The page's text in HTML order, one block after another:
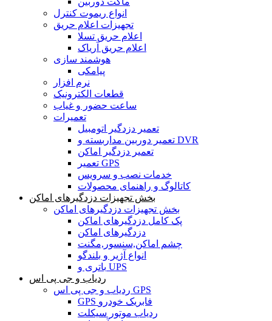
انواع ریموت کنترل
تجهیزات اعلام حریق
اعلام حریق تسلا
اعلام حریق آریاک
هوشمند سازی
پیامکی
نرم افزار
قطعات الکترونیک
ساعت حضور و غیاب
تعمیرات
تعمیر دزدگیر اتومبیل
تعمیر دوربین مداربسته و DVR
تعمیر دزدگیر اماکن
تعمیر GPS
خدمات نصب و سرویس
کاتالوگ و راهنمای محصولات
بخش تجهیزات دزدگیرهای اماکن
بخش تجهیزات دزدگیرهای اماکن
پک کامل دزدگیرهای اماکن
دزدگیرهای اماکن
چشم اماکن,سنسور,مگنت
انواع آژیر و بلندگو
باتری و UPS
ردیاب و جی پی اس
ردیاب و جی پی اس GPS
GPS فابریک خودرو
ردیاب موتور سیکلت